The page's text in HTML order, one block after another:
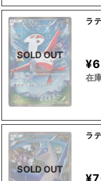
SOLD OUT
ラ
在
SOLD OUT
ラ